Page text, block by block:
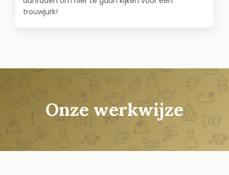
trouwjurk!
Onze werkwijze